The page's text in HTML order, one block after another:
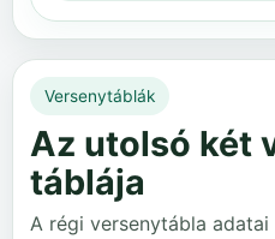
Versenytáblák
Az utolsó két
táblája
A régi versenytábla